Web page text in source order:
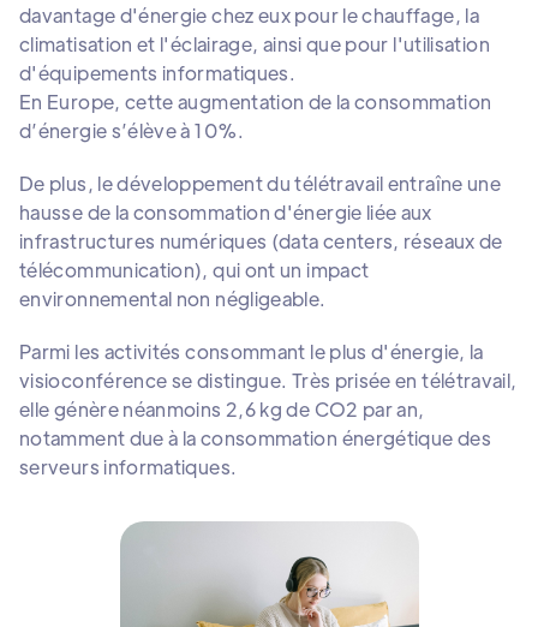
davantage d'énergie chez eux pour le chauffage, la
climatisation et l'éclairage, ainsi que pour l'utilisation
d'équipements informatiques.
En Europe, cette augmentation de la consommation
d’énergie s’élève à 10%.
De plus, le développement du télétravail entraîne une
hausse de la consommation d'énergie liée aux
infrastructures numériques (data centers, réseaux de
télécommunication), qui ont un impact
environnemental non négligeable.
Parmi les activités consommant le plus d'énergie, la
visioconférence se distingue. Très prisée en télétravail,
elle génère néanmoins 2,6 kg de CO2 par an,
notamment due à la consommation énergétique des
serveurs informatiques.